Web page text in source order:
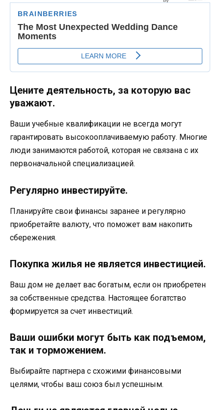
Цените деятельность, за которую вас
уважают.
Ваши учебные квалификации не всегда могут
гарантировать высокооплачиваемую работу. Многие
люди занимаются работой, которая не связана с их
первоначальной специализацией.
Регулярно инвестируйте.
Планируйте свои финансы заранее и регулярно
приобретайте валюту, что поможет вам накопить
сбережения.
Покупка жилья не является инвестицией.
Ваш дом не делает вас богатым, если он приобретен
за собственные средства. Настоящее богатство
формируется за счет инвестиций.
Ваши ошибки могут быть как подъемом,
так и торможением.
Выбирайте партнера с схожими финансовыми
целями, чтобы ваш союз был успешным.